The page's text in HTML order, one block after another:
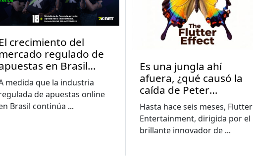
El crecimiento del
regulado de
en Brasil
impulsa una mayor
sobre las
medida que la industria
de apuestas online
Brasil continúa ...
Es una jungla ahí
afuera, ¿qué causó la
caída de Peter
Jackson?
Hasta hace seis meses, Flutter
Entertainment, dirigida por el
brillante innovador de ...